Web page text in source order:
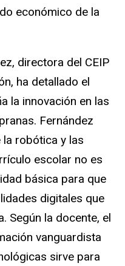
económico de la
directora del CEIP
ha detallado el
la innovación en las
Fernández
robótica y las
escolar no es
básica para que
digitales que
Según la docente, el
vanguardista
sirve para